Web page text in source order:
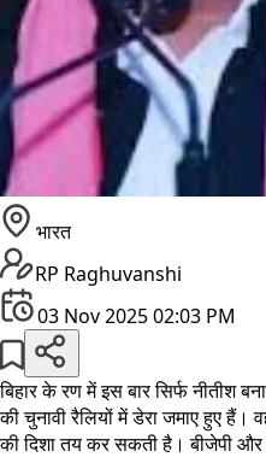
भारत
RP Raghuvanshi
03 Nov 2025 02:03 PM
बिहार के रण में इस बार सिर्फ नीतीश
की चुनावी रैलियों में डेरा जमाए हुए
की दिशा तय कर सकती है। बीजेपी और